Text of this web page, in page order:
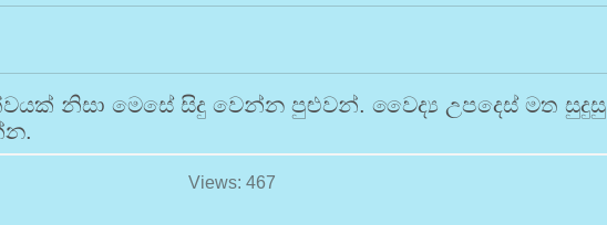
නිසා මෙසේ සිදු වෙන්න පුළුවන්. වෛද්‍ය උපදෙස් මත සුදුසු
Views: 467